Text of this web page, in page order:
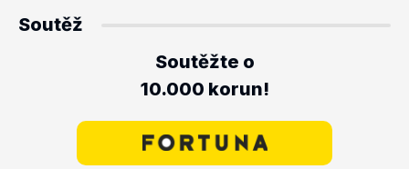
Soutěž
Soutěžte o
10.000 korun!